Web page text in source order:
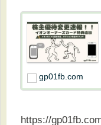
gp01fb.com
https://